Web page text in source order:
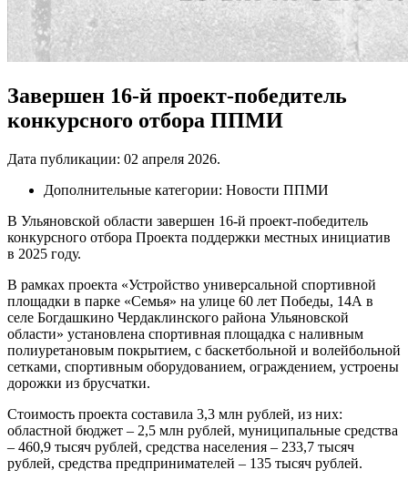
Завершен 16-й проект-победитель
конкурсного отбора ППМИ
Дата публикации: 02 апреля 2026.
Дополнительные категории: Новости ППМИ
В Ульяновской области завершен 16-й проект-победитель
конкурсного отбора Проекта поддержки местных инициатив
в 2025 году.
В рамках проекта «Устройство универсальной спортивной
площадки в парке «Семья» на улице 60 лет Победы, 14А в
селе Богдашкино Чердаклинского района Ульяновской
области» установлена спортивная площадка с наливным
полиуретановым покрытием, с баскетбольной и волейбольной
сетками, спортивным оборудованием, ограждением, устроены
дорожки из брусчатки.
Стоимость проекта составила 3,3 млн рублей, из них:
областной бюджет – 2,5 млн рублей, муниципальные средства
– 460,9 тысяч рублей, средства населения – 233,7 тысяч
рублей, средства предпринимателей – 135 тысяч рублей.